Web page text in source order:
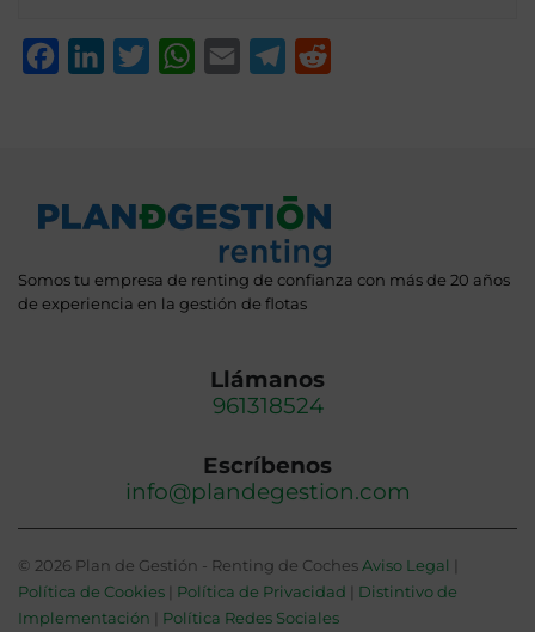
FacebookLinkedInTwitterWhatsApp
Email Telegram
Somos tu empresa de renting de confianza con más de 20 años
de experiencia en la gestión de flotas
Llámanos
961318524
Escríbenos
info@plandegestion.com
© 2026 Plan de Gestión - Renting de Coches Aviso Legal
Política de Cookies
Política de Privacidad
Distintivo de
Implementación
Política Redes Sociales